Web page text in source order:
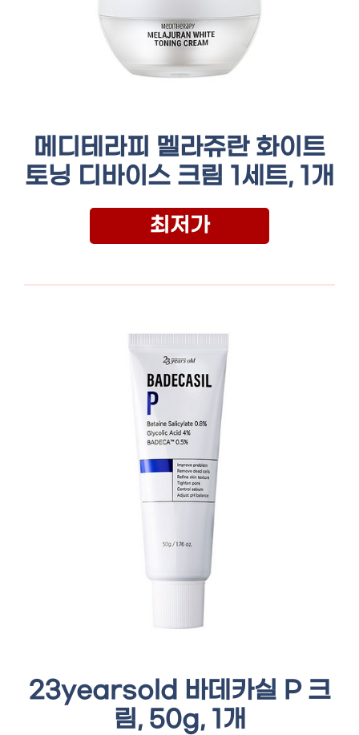
메디테라피 멜라쥬란 화이트
토닝 디바이스 크림 1세트, 1개
최저가
23yearsold 바데카실 P 크
림, 50g, 1개